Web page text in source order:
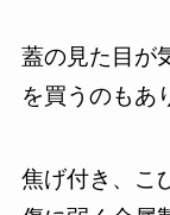
蓋の見た目が
を買うのもあ
焦げ付き、こ